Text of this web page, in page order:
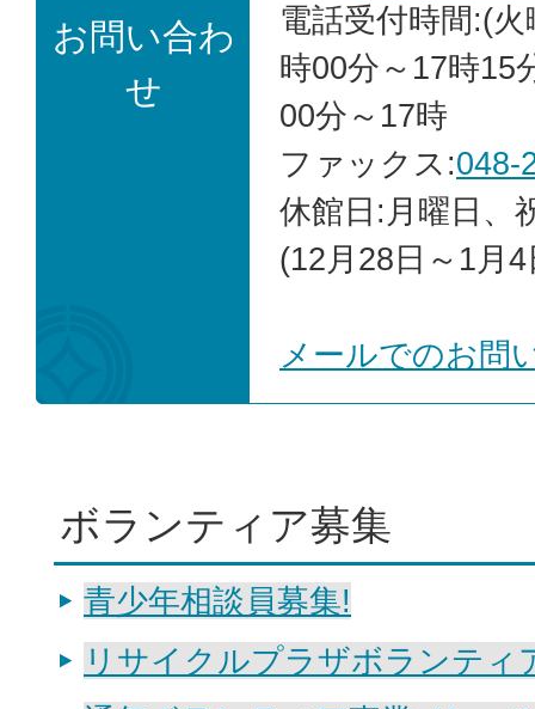
お問い合わ
せ
電話受付時間:(
時00分～17時15
00分～17時
ファックス:048-
休館日:月曜日、
(12月28日～1月4
メールでのお問
ボランティア募集
青少年相談員募集!
リサイクルプラザボランティ